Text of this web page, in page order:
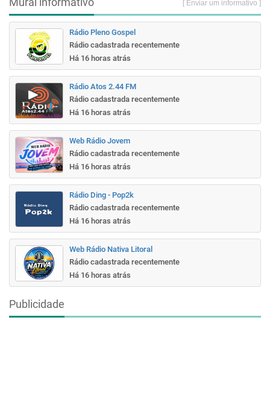
[ Enviar um informativo ]
Rádio Pleno Gospel
Rádio cadastrada recentemente
Há 16 horas atrás
Rádio Atos 2.44 FM
Rádio cadastrada recentemente
Há 16 horas atrás
Web Rádio Jovem
Rádio cadastrada recentemente
Há 16 horas atrás
Rádio Ding - Pop2k
Rádio cadastrada recentemente
Há 16 horas atrás
Web Rádio Nativa Litoral
Rádio cadastrada recentemente
Há 16 horas atrás
Publicidade